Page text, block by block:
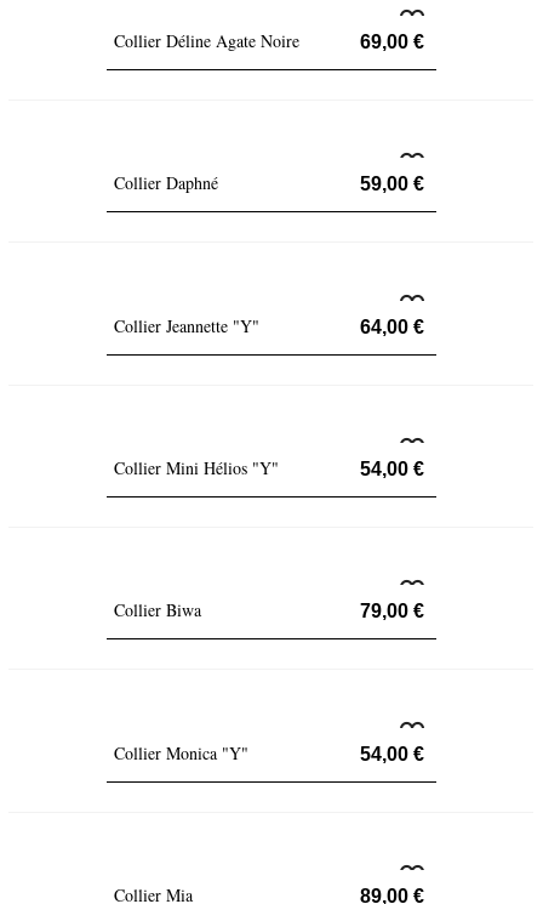
Collier Déline Agate Noire 69,00 €
Collier Daphné 59,00 €
Collier Jeannette "Y" 64,00 €
Collier Mini Hélios "Y" 54,00 €
Collier Biwa 79,00 €
Collier Monica "Y" 54,00 €
Collier Mia 89,00 €